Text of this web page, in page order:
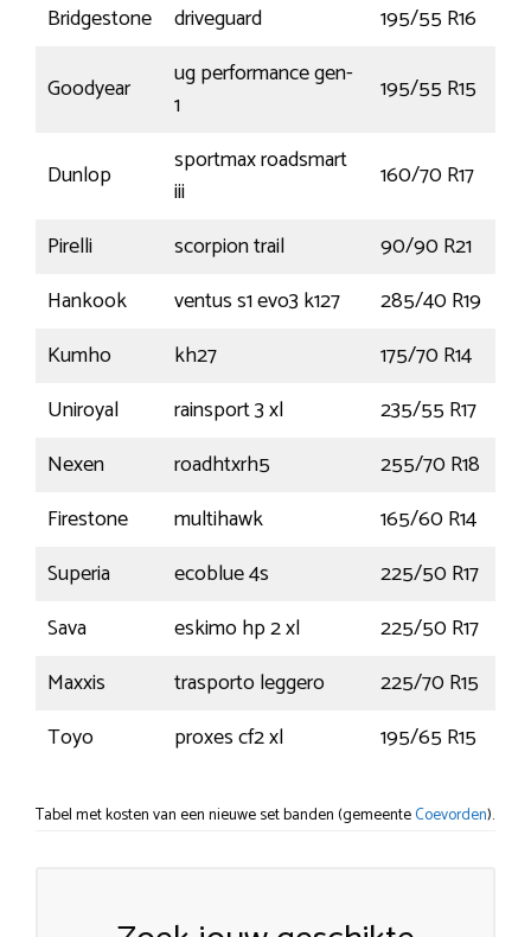
Bridgestone
driveguard 195/55 R16
Goodyear
ug performance gen-
1
195/55 R15
Dunlop
sportmax roadsmart
iii
160/70 R17
Pirelli
scorpion trail 90/90 R21
Hankook
ventus s1 evo3 k127 285/40 R19
Kumho
kh27 175/70 R14
Uniroyal
rainsport 3 xl 235/55 R17
Nexen
roadhtxrh5 255/70 R18
Firestone
multihawk 165/60 R14
Superia
ecoblue 4s 225/50 R17
Sava
eskimo hp 2 xl 225/50 R17
Maxxis
trasporto leggero 225/70 R15
Toyo
proxes cf2 xl 195/65 R15
Tabel met kosten van een nieuwe set banden (gemeenteCoevorden).